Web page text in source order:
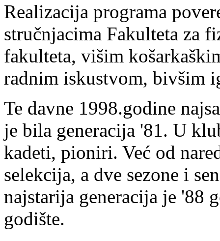
Realizacija programa
stručnjacima Fakulteta za
fakulteta, višim
radnim iskustvom, bivšim
Te davne 1998.godine
je bila generacija '81. U
kadeti, pioniri. Već od
selekcija, a dve sezone i
najstarija generacija je '88
godište.